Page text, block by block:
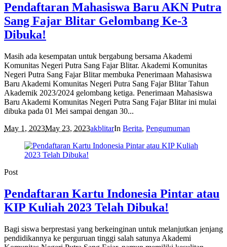
Pendaftaran Mahasiswa Baru AKN Putra
Sang Fajar Blitar Gelombang Ke-3
Dibuka!
Masih ada kesempatan untuk bergabung bersama Akademi
Komunitas Negeri Putra Sang Fajar Blitar. Akademi Komunitas
Negeri Putra Sang Fajar Blitar membuka Penerimaan Mahasiswa
Baru Akademi Komunitas Negeri Putra Sang Fajar Blitar Tahun
Akademik 2023/2024 gelombang ketiga. Penerimaan Mahasiswa
Baru Akademi Komunitas Negeri Putra Sang Fajar Blitar ini mulai
dibuka pada 01 Mei sampai dengan 30...
May 1, 2023May 23, 2023akblitarIn Berita, Pengumuman
Post
Pendaftaran Kartu Indonesia Pintar atau
KIP Kuliah 2023 Telah Dibuka!
Bagi siswa berprestasi yang berkeinginan untuk melanjutkan jenjang
pendidikannya ke perguruan tinggi salah satunya Akademi